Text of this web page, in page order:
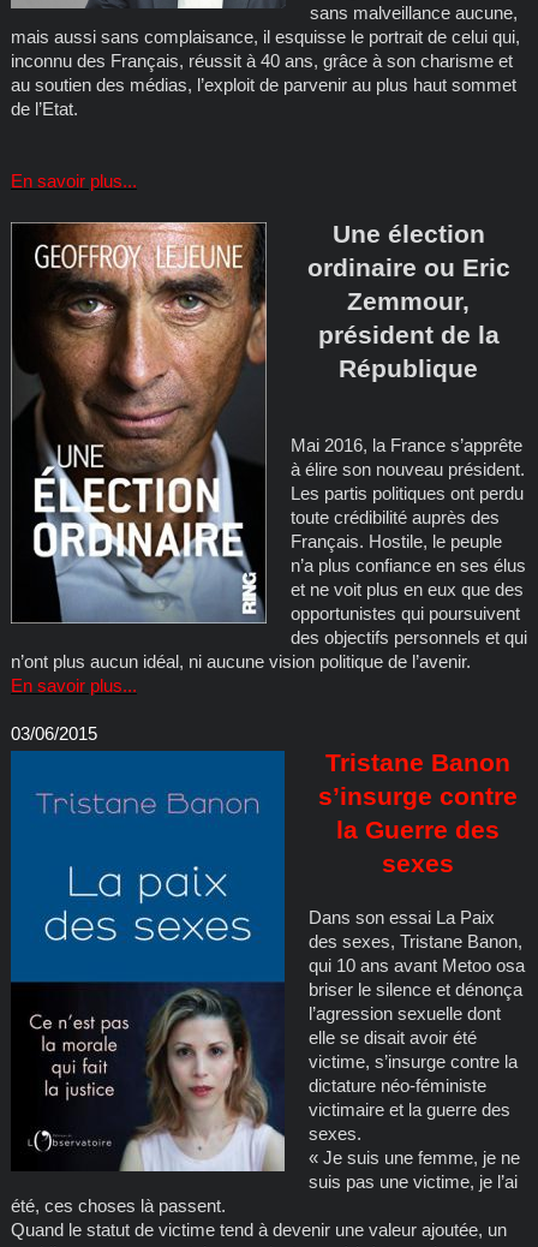
sans malveillance aucune,
mais aussi sans complaisance, il esquisse le portrait de celui qui,
inconnu des Français, réussit à 40 ans, grâce à son charisme et
au soutien des médias, l’exploit de parvenir au plus haut sommet
de l’Etat.
En savoir plus...
Une élection
ordinaire ou Eric
Zemmour,
président de la
République
Mai 2016, la France s’apprête
à élire son nouveau président.
Les partis politiques ont perdu
toute crédibilité auprès des
Français. Hostile, le peuple
n’a plus confiance en ses élus
et ne voit plus en eux que des
opportunistes qui poursuivent
des objectifs personnels et qui
n’ont plus aucun idéal, ni aucune vision politique de l’avenir.
En savoir plus...
03/06/2015
Tristane Banon
s’insurge contre
la Guerre des
sexes
Dans son essai La Paix
des sexes, Tristane Banon,
qui 10 ans avant Metoo osa
briser le silence et dénonça
l’agression sexuelle dont
elle se disait avoir été
victime, s’insurge contre la
dictature néo-féministe
victimaire et la guerre des
sexes.
« Je suis une femme, je ne
suis pas une victime, je l’ai
été, ces choses là passent.
Quand le statut de victime tend à devenir une valeur ajoutée, un